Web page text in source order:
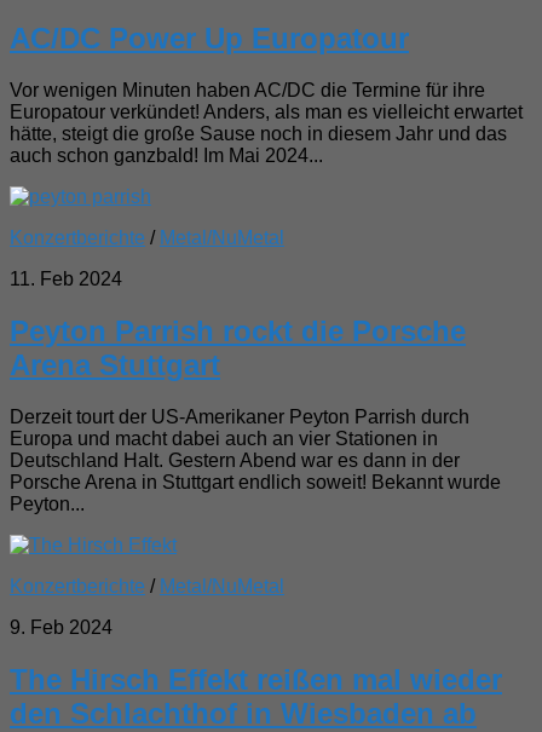
AC/DC Power Up Europatour
Vor wenigen Minuten haben AC/DC die Termine für ihre
Europatour verkündet! Anders, als man es vielleicht erwartet
hätte, steigt die große Sause noch in diesem Jahr und das
auch schon ganzbald! Im Mai 2024...
Konzertberichte / Metal/NuMetal
11. Feb 2024
Peyton Parrish rockt die Porsche
Arena Stuttgart
Derzeit tourt der US-Amerikaner Peyton Parrish durch
Europa und macht dabei auch an vier Stationen in
Deutschland Halt. Gestern Abend war es dann in der
Porsche Arena in Stuttgart endlich soweit! Bekannt wurde
Peyton...
Konzertberichte / Metal/NuMetal
9. Feb 2024
The Hirsch Effekt reißen mal wieder
den Schlachthof in Wiesbaden ab